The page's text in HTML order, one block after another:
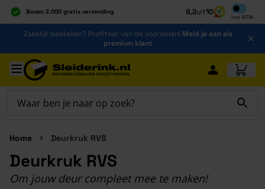
Boven 2.000 gratis verzending
Al 40 jaar dé specialist
Alles onder één dak
9,2uit10
Incl BTW
Inclusief
Ga naar de inhoud
Zakelijk bestellen? Profiteer van de voordelen! Meld je aan als
premium klant
Ga naar hoofdinhoud
Home Deurkruk RVS
Deurkruk RVS
Om jouw deur compleet mee te maken!